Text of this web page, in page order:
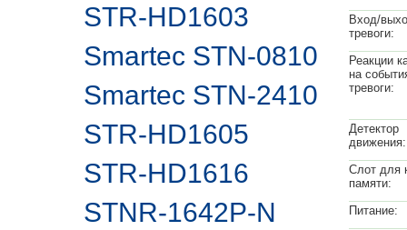
STR-HD1603
Smartec STN-0810
Smartec STN-2410
STR-HD1605
STR-HD1616
STNR-1642P-N
Вход/
тревоги:
Реакции
на
тревоги:
Детектор
движения:
Слот для
памяти:
Питание: